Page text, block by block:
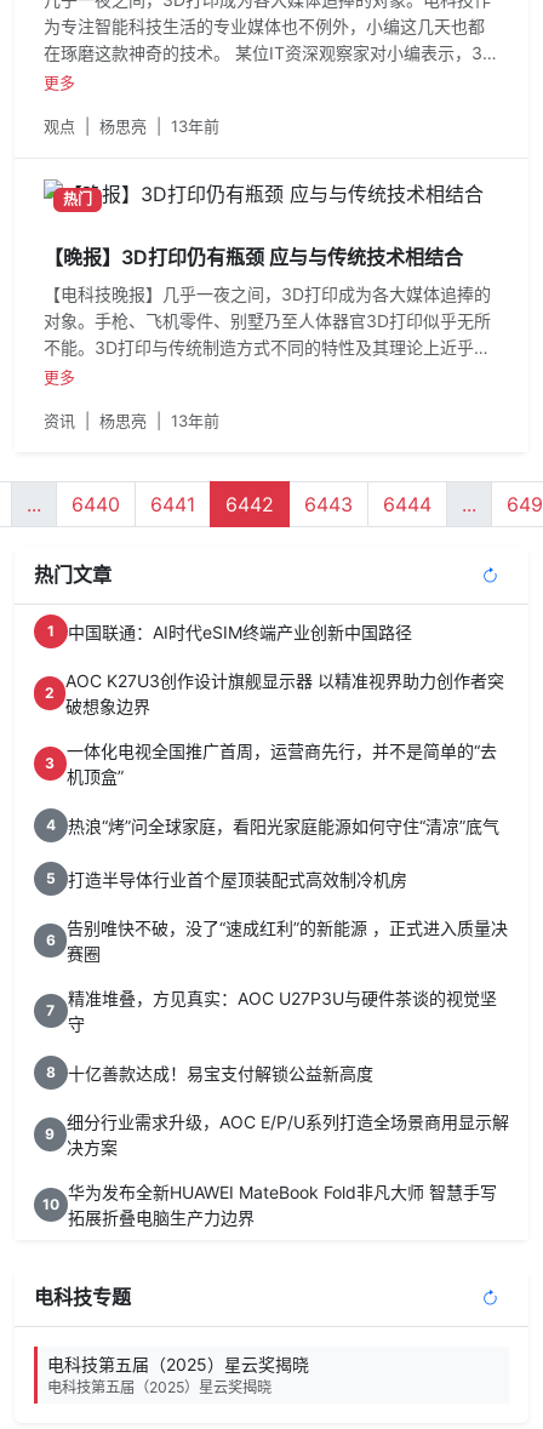
为专注智能科技生活的专业媒体也不例外，小编这几天也都
在琢磨这款神奇的技术。 某位IT资深观察家对小编表示，3D
打印可以打印出
更多
观点 杨思亮 13年前
热门
【晚报】3D打印仍有瓶颈 应与与传统技术相结合
【电科技晚报】几乎一夜之间，3D打印成为各大媒体追捧的
对象。手枪、飞机零件、别墅乃至人体器官3D打印似乎无所
不能。3D打印与传统制造方式不同的特性及其理论上近乎无
限的可能性，触
更多
资讯 杨思亮 13年前
... 6440 6441 6442 6443 6444 ...
热门文章
1 中国联通：AI时代eSIM终端产业创新中国路径
2
AOC K27U3创作设计旗舰显示器 以精准视界助力创作者突
破想象边界
3
一体化电视全国推广首周，运营商先行，并不是简单的“去
机顶盒”
4 热浪“烤”问全球家庭，看阳光家庭能源如何守住“清凉”底气
5 打造半导体行业首个屋顶装配式高效制冷机房
6
告别唯快不破，没了“速成红利”的新能源 ，正式进入质量决
赛圈
7
精准堆叠，方见真实：AOC U27P3U与硬件茶谈的视觉坚
守
8 十亿善款达成！易宝支付解锁公益新高度
9
细分行业需求升级，AOC E/P/U系列打造全场景商用显示解
决方案
10
华为发布全新HUAWEI MateBook Fold非凡大师 智慧手写
拓展折叠电脑生产力边界
电科技专题
电科技第五届（2025）星云奖揭晓
电科技第五届（2025）星云奖揭晓